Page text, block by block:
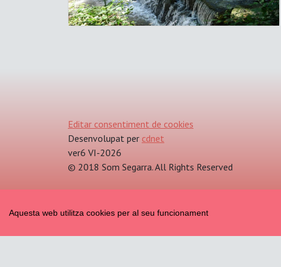
Aquesta web utilitza cookies per al seu funcionament
Editar consentiment de cookies
Desenvolupat per cdnet
ver6 VI-2026
© 2018 Som Segarra. All Rights Reserved